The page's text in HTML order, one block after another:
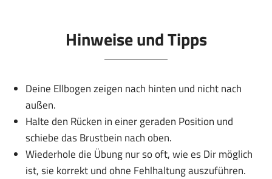
Hinweise und Tipps
Deine Ellbogen zeigen nach hinten und nicht nach
außen.
Halte den Rücken in einer geraden Position und
schiebe das Brustbein nach oben.
Wiederhole die Übung nur so oft, wie es Dir möglich
ist, sie korrekt und ohne Fehlhaltung auszuführen.